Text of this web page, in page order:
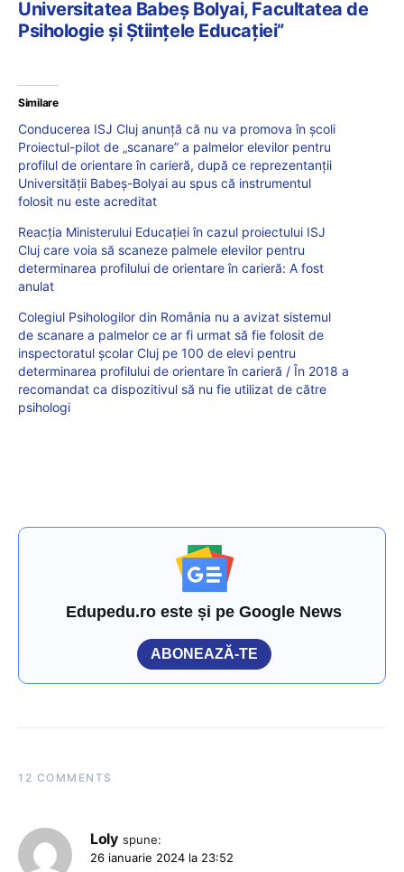
Universitatea Babeș Bolyai, Facultatea de
Psihologie și Științele Educației”
Similare
Conducerea ISJ Cluj anunță că nu va promova în școli
Proiectul-pilot de „scanare” a palmelor elevilor pentru
profilul de orientare în carieră, după ce reprezentanții
Universității Babeș-Bolyai au spus că instrumentul
folosit nu este acreditat
Reacția Ministerului Educației în cazul proiectului ISJ
Cluj care voia să scaneze palmele elevilor pentru
determinarea profilului de orientare în carieră: A fost
anulat
Colegiul Psihologilor din România nu a avizat sistemul
de scanare a palmelor ce ar fi urmat să fie folosit de
inspectoratul școlar Cluj pe 100 de elevi pentru
determinarea profilului de orientare în carieră / În 2018 a
recomandat ca dispozitivul să nu fie utilizat de către
psihologi
Edupedu.ro este și pe Google News
ABONEAZĂ-TE
12 COMMENTS
Loly spune:
26 ianuarie 2024 la 23:52